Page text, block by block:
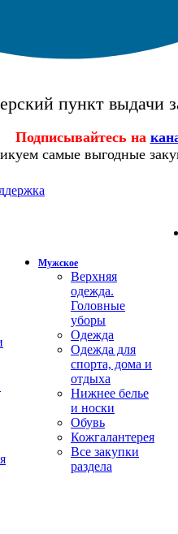
пункт выдачи
Подписывайтесь на
самые выгодные
Мужское
Верхняя
одежда.
Головные
уборы
Одежда
Одежда для
спорта, дома и
отдыха
Нижнее белье
и носки
Обувь
Кожгалантерея
Все закупки
раздела